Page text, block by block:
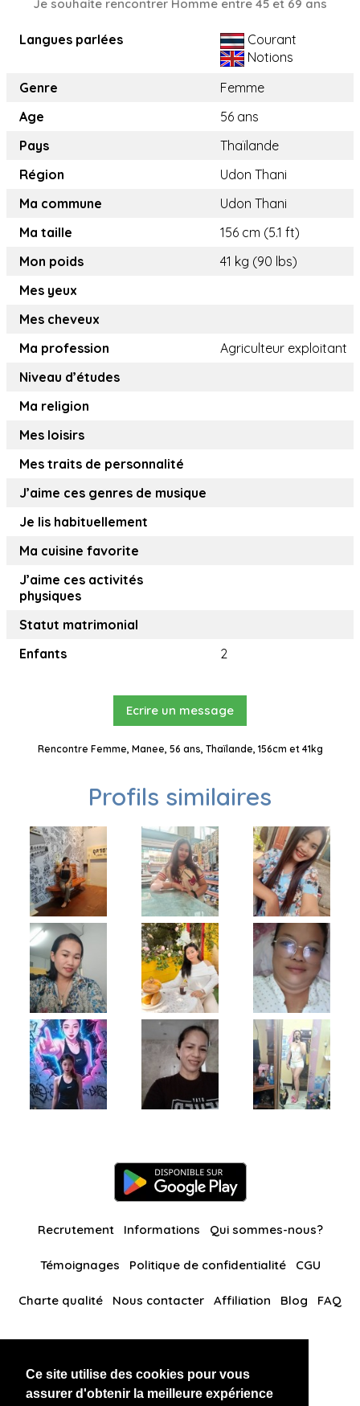
Ce site utilise des cookies pour vous
assurer d'obtenir la meilleure expérience
Je souhaite rencontrer Homme entre 45 et 69 ans
Langues parlées
Courant
Notions
Genre
Femme
Age
56 ans
Pays
Thaïlande
Région
Udon Thani
Ma commune
Udon Thani
Ma taille
156 cm (5.1 ft)
Mon poids
41 kg (90 lbs)
Mes yeux
Mes cheveux
Ma profession
Agriculteur exploitant
Niveau d’études
Ma religion
Mes loisirs
Mes traits de personnalité
J’aime ces genres de musique
Je lis habituellement
Ma cuisine favorite
J’aime ces activités
physiques
Statut matrimonial
Enfants
2
Ecrire un message
Rencontre Femme, Manee, 56 ans, Thaïlande, 156cm et 41kg
Profils similaires
Recrutement Informations Qui sommes-nous?
Témoignages Politique de confidentialité CGU
Charte qualité Nous contacter Affiliation Blog FAQ
BlackAndBeauties RussianKisses